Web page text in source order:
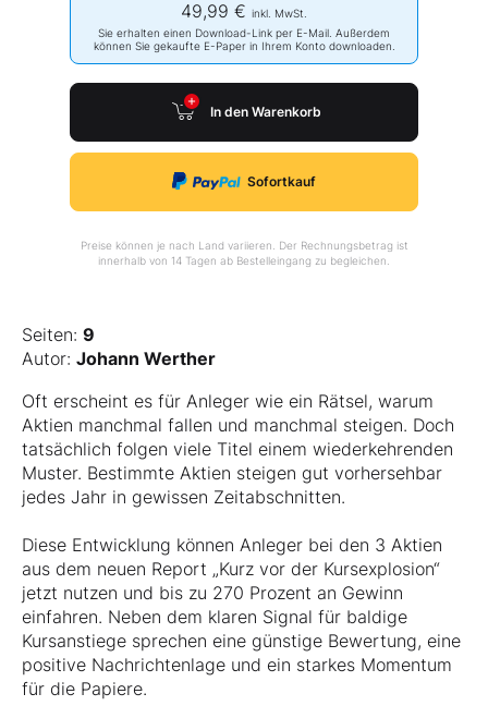
49,99 € inkl. MwSt.
Sie erhalten einen Download-Link per E-Mail. Außerdem
können Sie gekaufte E-Paper in Ihrem Konto downloaden.
In den Warenkorb
Sofortkauf
Preise können je nach Land variieren. Der Rechnungsbetrag ist
innerhalb von 14 Tagen ab Bestelleingang zu begleichen.
Seiten: 9
Autor: Johann Werther
Oft erscheint es für Anleger wie ein Rätsel, warum
Aktien manchmal fallen und manchmal steigen. Doch
tatsächlich folgen viele Titel einem wiederkehrenden
Muster. Bestimmte Aktien steigen gut vorhersehbar
jedes Jahr in gewissen Zeitabschnitten.
Diese Entwicklung können Anleger bei den 3 Aktien
aus dem neuen Report „Kurz vor der Kursexplosion“
jetzt nutzen und bis zu 270 Prozent an Gewinn
einfahren. Neben dem klaren Signal für baldige
Kursanstiege sprechen eine günstige Bewertung, eine
positive Nachrichtenlage und ein starkes Momentum
für die Papiere.